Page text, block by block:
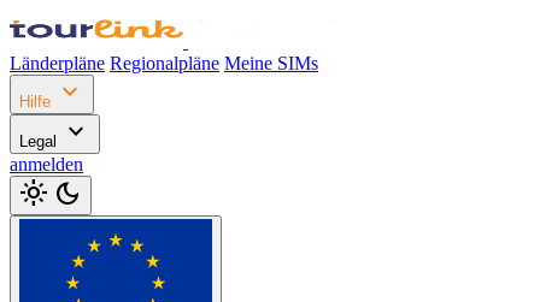
Länderpläne Regionalpläne Meine SIMs
Hilfe expand_more
Legal expand_more
anmelden
light_mode dark_mode